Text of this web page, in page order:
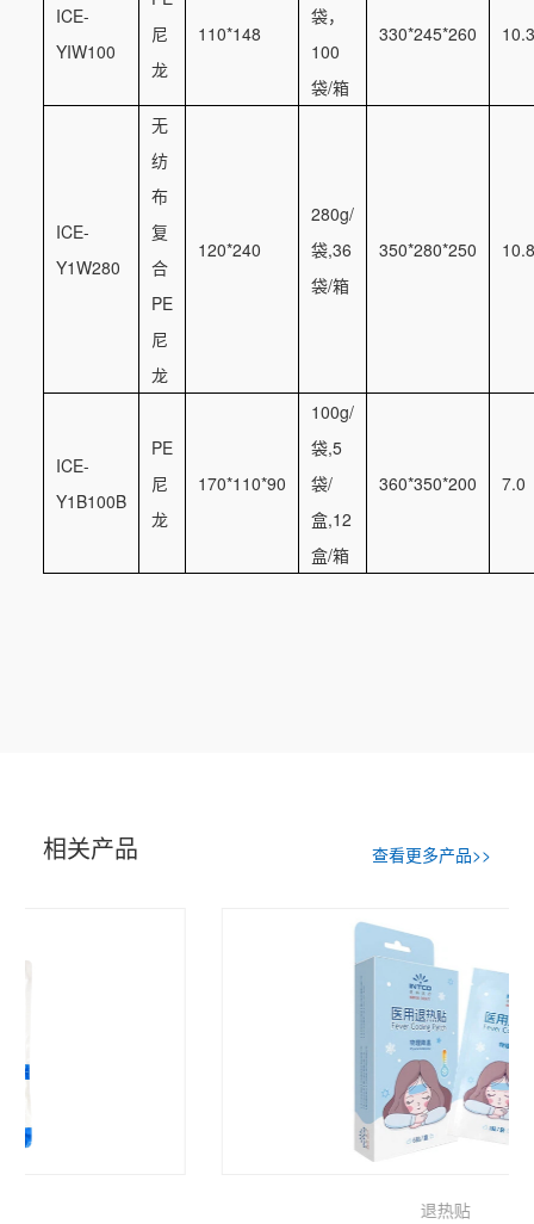
ICE-
YIW100
尼
龙
110*148
袋，
100
袋/箱
330*245*260 10.3
ICE-
Y1W280
无
纺
布
复
合
PE
尼
龙
120*240
280g/
袋,36
袋/箱
350*280*250 10.8
ICE-
Y1B100B
PE
尼
龙
170*110*90
100g/
袋,5
袋/
盒,12
盒/箱
360*350*200 7.0
相关产品 查看更多产品>>